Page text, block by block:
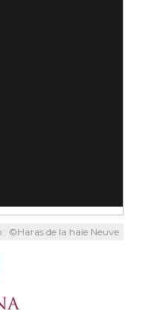
©Haras de la haie Neuve